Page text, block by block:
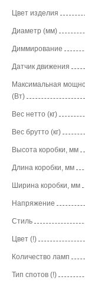
Цвет изделия
Диаметр (мм)
Диммирование
Датчик движения
Максимальная
(Вт)
Вес нетто (кг)
Вес брутто (кг)
Высота коробки, мм
Длина коробки, мм
Ширина коробки, мм
Напряжение
Стиль
Цвет (!)
Количество ламп
Тип спотов (!)